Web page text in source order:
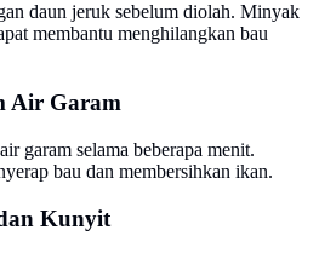
daun jeruk sebelum diolah. Minyak
membantu menghilangkan bau
Air Garam
garam selama beberapa menit.
bau dan membersihkan ikan.
Kunyit